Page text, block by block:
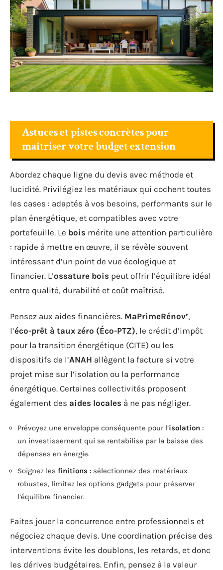
Astuces et pistes concrètes pour
maîtriser votre budget extension
Abordez chaque ligne du devis avec méthode et
lucidité. Privilégiez les matériaux qui cochent toutes
les cases : adaptés à vos besoins, performants sur le
plan énergétique, et compatibles avec votre
portefeuille. Le bois mérite une attention particulière
: rapide à mettre en œuvre, il se révèle souvent
intéressant d’un point de vue écologique et
financier. L’ossature bois peut offrir l’équilibre idéal
entre qualité, durabilité et coût maîtrisé.
Pensez aux aides financières. MaPrimeRénov’,
l’éco-prêt à taux zéro (Éco-PTZ), le crédit d’impôt
pour la transition énergétique (CITE) ou les
dispositifs de l’ANAH allègent la facture si votre
projet mise sur l’isolation ou la performance
énergétique. Certaines collectivités proposent
également des aides locales à ne pas négliger.
Prévoyez une enveloppe conséquente pour l’isolation :
un investissement qui se rentabilise par la baisse des
dépenses en énergie.
Soignez les finitions : sélectionnez des matériaux
robustes, limitez les options gadgets pour préserver
l’équilibre financier.
Faites jouer la concurrence entre professionnels et
négociez chaque devis. Une coordination précise des
interventions évite les doublons, les retards, et donc
les dérives budgétaires. Enfin, pensez à la valeur